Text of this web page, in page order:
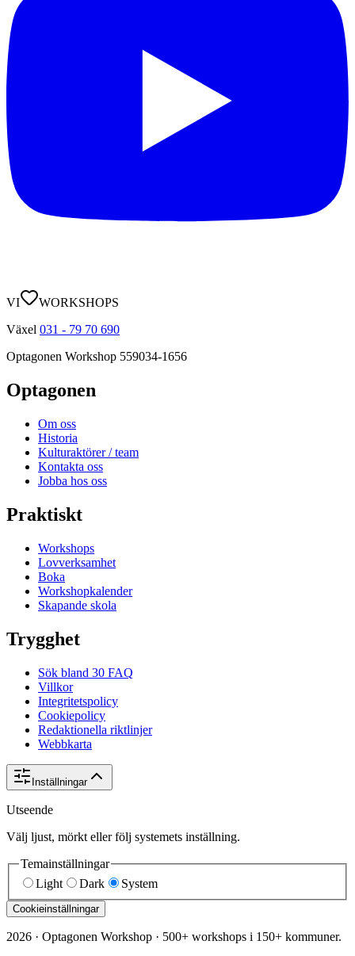
VI
WORKSHOPS
Växel 031 - 79 70 690
Optagonen Workshop 559034-1656
Optagonen
Om oss
Historia
Kulturaktörer / team
Kontakta oss
Jobba hos oss
Praktiskt
Workshops
Lovverksamhet
Boka
Workshopkalender
Skapande skola
Trygghet
Sök bland 30 FAQ
Villkor
Integritetspolicy
Cookiepolicy
Redaktionella riktlinjer
Webbkarta
Inställningar
Utseende
Välj ljust, mörkt eller följ systemets inställning.
Temainställningar
Light
Dark System
Cookieinställningar
2026 · Optagonen Workshop · 500+ workshops i 150+ kommuner.